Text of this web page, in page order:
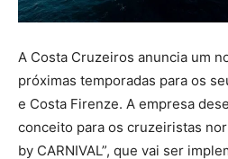
A Costa Cruzeiros anuncia um
próximas temporadas para os
e Costa Firenze. A empresa
conceito para os cruzeiristas
by CARNIVAL”, que vai ser